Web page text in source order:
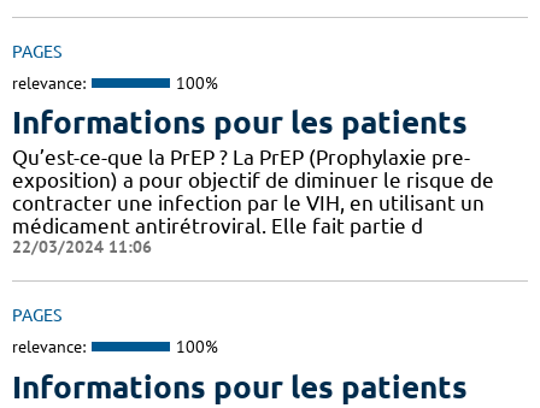
PAGES
relevance: 100%
Informations pour les patients
Qu’est-ce-que la PrEP ? La PrEP (Prophylaxie pre-
exposition) a pour objectif de diminuer le risque de
contracter une infection par le VIH, en utilisant un
médicament antirétroviral. Elle fait partie d
22/03/2024 11:06
PAGES
relevance: 100%
Informations pour les patients